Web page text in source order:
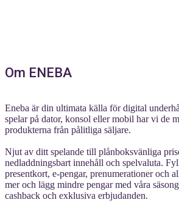
Om ENEBA
Eneba är din ultimata källa för digital
spelar på dator, konsol eller mobil har vi de
produkterna från pålitliga säljare.
Njut av ditt spelande till plånboksvänliga
nedladdningsbart innehåll och spelvaluta.
presentkort, e-pengar, prenumerationer och
mer och lägg mindre pengar med våra
cashback och exklusiva erbjudanden.